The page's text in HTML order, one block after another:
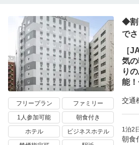
フリープラン
ファミリー
1人参加可能
朝食付き
ホテル
ビジネスホテル
◆割
で
［
気
り
能
交通
1泊2
朝食